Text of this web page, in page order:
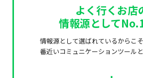
よく行くお店
情報源として
情報源として選ばれているからこ
番近いコミュニケーションツールと